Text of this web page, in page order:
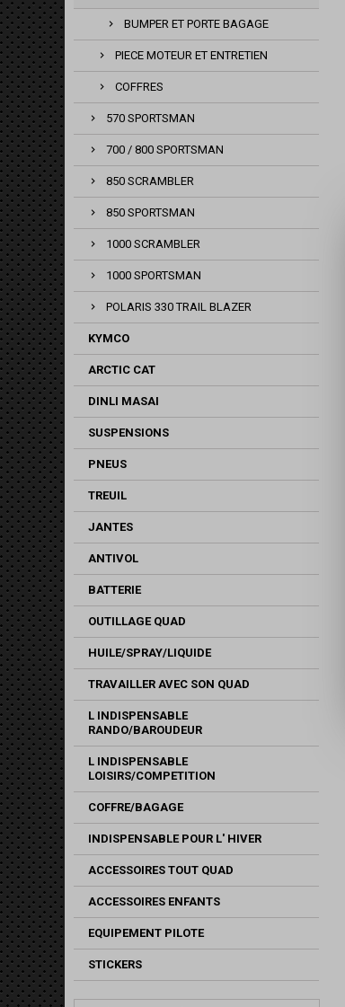
BUMPER ET PORTE BAGAGE
PIECE MOTEUR ET ENTRETIEN
COFFRES
570 SPORTSMAN
700 / 800 SPORTSMAN
850 SCRAMBLER
850 SPORTSMAN
1000 SCRAMBLER
1000 SPORTSMAN
POLARIS 330 TRAIL BLAZER
KYMCO
ARCTIC CAT
DINLI MASAI
SUSPENSIONS
PNEUS
TREUIL
JANTES
ANTIVOL
BATTERIE
OUTILLAGE QUAD
HUILE/SPRAY/LIQUIDE
TRAVAILLER AVEC SON QUAD
L INDISPENSABLE
RANDO/BAROUDEUR
L INDISPENSABLE
LOISIRS/COMPETITION
COFFRE/BAGAGE
INDISPENSABLE POUR L' HIVER
ACCESSOIRES TOUT QUAD
ACCESSOIRES ENFANTS
EQUIPEMENT PILOTE
STICKERS